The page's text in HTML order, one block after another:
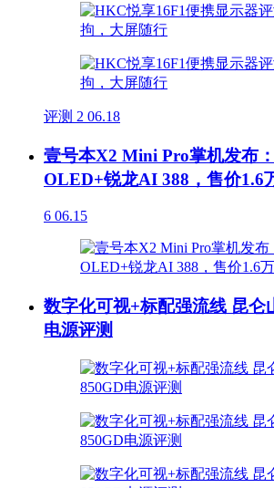
评测 2 06.18
壹号本X2 Mini Pro掌机发布
OLED+锐龙AI 388，售价1.6
6 06.15
数字化可视+标配强流线 昆仑
电源评测